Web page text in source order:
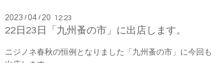
2023 /04 / 20 12:23
22日23日「九州蚤の市」に出店します。
ニジノネ春秋の恒例となりました「九州蚤の市」に今回も